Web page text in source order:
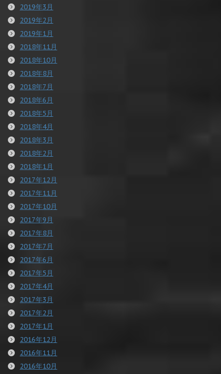
2019年3月
2019年2月
2019年1月
2018年11月
2018年10月
2018年8月
2018年7月
2018年6月
2018年5月
2018年4月
2018年3月
2018年2月
2018年1月
2017年12月
2017年11月
2017年10月
2017年9月
2017年8月
2017年7月
2017年6月
2017年5月
2017年4月
2017年3月
2017年2月
2017年1月
2016年12月
2016年11月
2016年10月